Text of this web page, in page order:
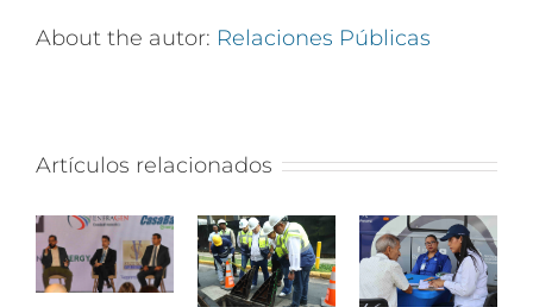
About the autor: Relaciones Públicas
Artículos relacionados